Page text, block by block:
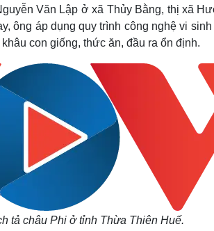
- Gia đình
Sân khấu - Điện ảnh
Văn học
Âm nhạc
Di sản
Văn Lập ở xã Thủy Bằng, thị xã
ông áp dụng quy trình công nghệ vi
con giống, thức ăn, đầu ra ổn định.
tả châu Phi ở tỉnh Thừa Thiên Huế.